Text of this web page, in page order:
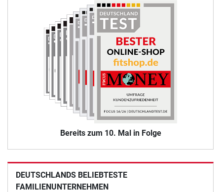
Bereits zum 10. Mal in Folge
DEUTSCHLANDS BELIEBTESTE
FAMILIENUNTERNEHMEN